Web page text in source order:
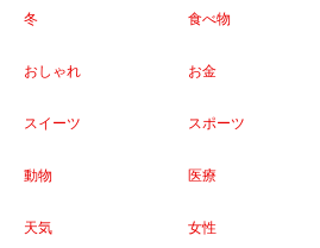
冬 食べ物
おしゃれ お金
スイーツ スポーツ
動物 医療
天気 女性